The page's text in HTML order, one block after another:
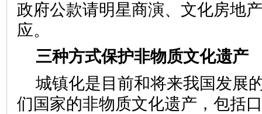
政府公款请明星商演、文化房地
应。
三种方式保护非物质文化遗产
城镇化是目前和将来我国发展
们国家的非物质文化遗产，包括